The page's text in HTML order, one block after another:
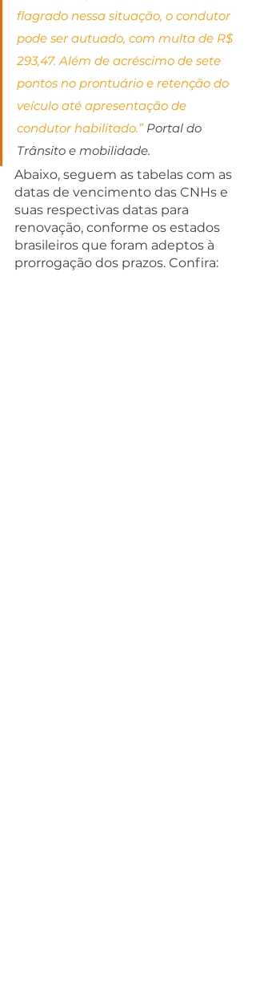
flagrado nessa situação, o condutor
pode ser autuado, com multa de R$
293,47. Além de acréscimo de sete
pontos no prontuário e retenção do
veículo até apresentação de
condutor habilitado.” Portal do
Trânsito e mobilidade.
Abaixo, seguem as tabelas com as
datas de vencimento das CNHs e
suas respectivas datas para
renovação, conforme os estados
brasileiros que foram adeptos à
prorrogação dos prazos. Confira: